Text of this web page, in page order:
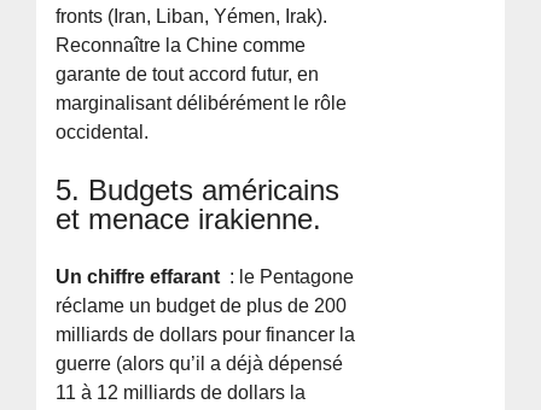
fronts (Iran, Liban, Yémen, Irak).
Reconnaître la Chine comme
garante de tout accord futur, en
marginalisant délibérément le rôle
occidental.
5. Budgets américains
et menace irakienne.
Un chiffre effarant : le Pentagone
réclame un budget de plus de 200
milliards de dollars pour financer la
guerre (alors qu’il a déjà dépensé
11 à 12 milliards de dollars la